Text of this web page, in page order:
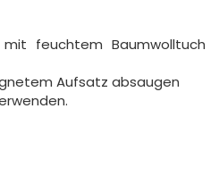
feuchtem Baumwolltuch
Aufsatz absaugen